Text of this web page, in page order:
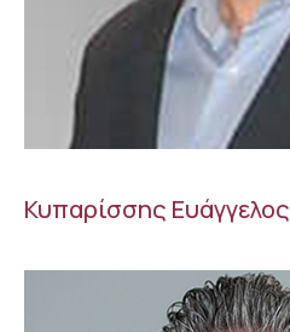
Κυπαρίσσης Ευάγγελος